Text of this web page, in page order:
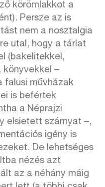
körömlakkot a
Persze az is
nem a nosztalgia
utal, hogy a tárlat
(bakelitekkel,
könyvekkel –
falusi művházak
is befértek
a Néprajzi
elsietett szárnyat –,
igény is
De lehetséges
nézés azt
az a néhány máig